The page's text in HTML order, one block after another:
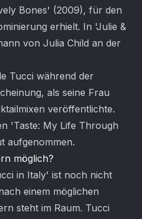
Bones' (2009), für den
erhielt. In 'Julie &
von Julia Child an der
Tucci während der
als seine Frau
veröffentlichte.
'Taste: My Life Through
aufgenommen.
möglich?
in Italy' ist noch nicht
einem möglichen
steht im Raum. Tucci